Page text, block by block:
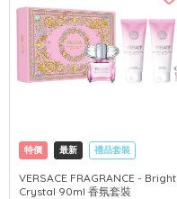
特價 最新 禮品套裝
網購店取 獨家
VERSACE FRAGRANCE - Bright
Crystal 90ml 香氛套裝